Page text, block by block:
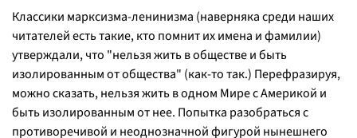
Классики марксизма-ленинизма (наверняка среди наших
читателей есть такие, кто помнит их имена и фамилии)
утверждали, что "нельзя жить в обществе и быть
изолированным от общества" (как-то так.) Перефразируя,
можно сказать, нельзя жить в одном Мире с Америкой и
быть изолированным от нее. Попытка разобраться с
противоречивой и неоднозначной фигурой нынешнего